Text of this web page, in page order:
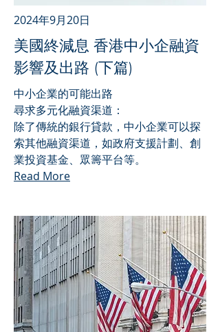
2024年9月20日
美國終減息 香港中小企融資
影響及出路 (下篇)
中小企業的可能出路
尋求多元化融資渠道：
除了傳統的銀行貸款，中小企業可以探
索其他融資渠道，如政府支援計劃、創
業投資基金、眾籌平台等。
Read More